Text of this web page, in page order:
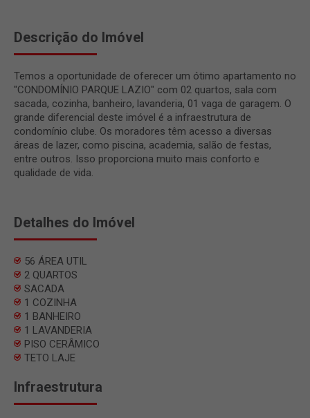
Descrição do Imóvel
Temos a oportunidade de oferecer um ótimo apartamento no
"CONDOMÍNIO PARQUE LAZIO" com 02 quartos, sala com
sacada, cozinha, banheiro, lavanderia, 01 vaga de garagem. O
grande diferencial deste imóvel é a infraestrutura de
condomínio clube. Os moradores têm acesso a diversas
áreas de lazer, como piscina, academia, salão de festas,
entre outros. Isso proporciona muito mais conforto e
qualidade de vida.
Detalhes do Imóvel
56 ÁREA UTIL
2 QUARTOS
SACADA
1 COZINHA
1 BANHEIRO
1 LAVANDERIA
PISO CERÂMICO
TETO LAJE
Infraestrutura